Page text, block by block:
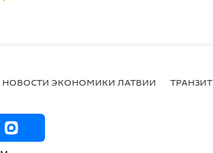
НОВОСТИ ЭКОНОМИКИ ЛАТВИИ ТРАНЗИТ